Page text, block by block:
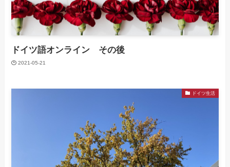
ドイツ語オンライン その後
2021-05-21
ドイツ生活